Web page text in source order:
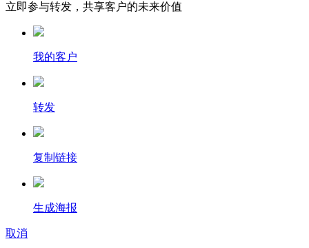
立即参与转发，共享客户的未来价值
我的客户
转发
复制链接
生成海报
取消